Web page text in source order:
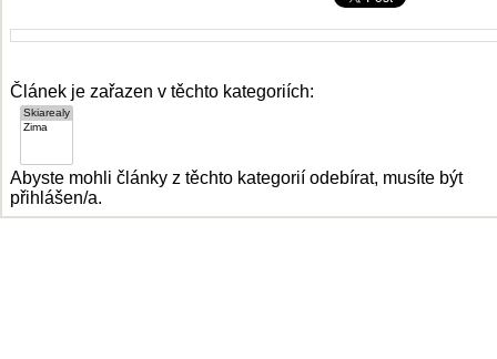
Článek je zařazen v těchto kategoriích:
Abyste mohli články z těchto kategorií odebírat, musíte být
přihlášen/a.